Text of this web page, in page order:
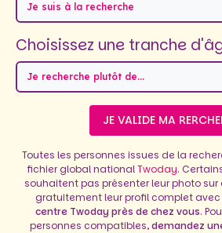
Je suis à la recherche
Choisissez une tranche
Je recherche plutôt de...
JE VALIDE MA
Toutes les personnes issues de la
fichier global nationalTwoday.
souhaitent pas présenter leur photo sur
gratuitement leur profil complet
centre Twoday près de chez vous.
personnes compatibles,demandez